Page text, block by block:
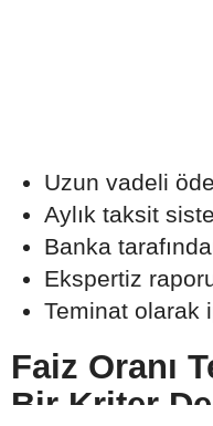
Uzun vadeli
Aylık taksit
Banka
Ekspertiz
Teminat olarak
Faiz Oranı
Bir Kriter